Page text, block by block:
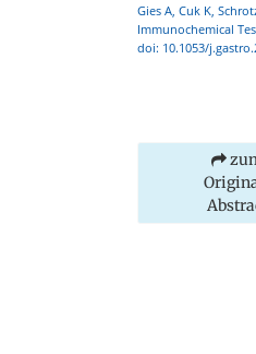
Gies A, Cuk K,
Immunochemical
doi: 10.1053/